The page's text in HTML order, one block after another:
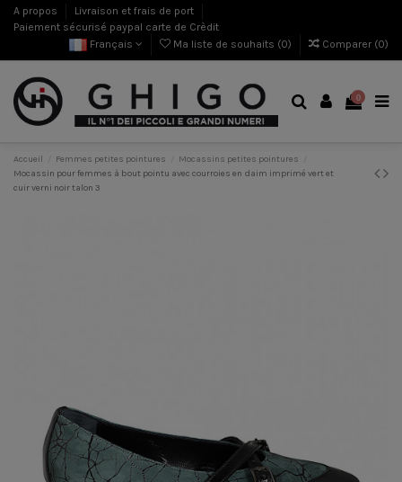
A propos
Livraison et frais de port
Paiement sécurisé paypal carte de Crèdit
Français
Ma liste de souhaits (0) Comparer (0)
0
Accueil Femmes petites pointures
Mocassins petites pointures
Mocassin pour femmes à bout pointu avec courroies en daim imprimé vert et
cuir verni noir talon 3